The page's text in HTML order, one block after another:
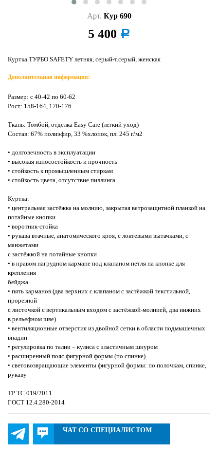
Арт. Кур 690
5 400 a
Куртка ТУРБО SAFETY летняя, серый-т.серый, женская
Дополнительная информация:
Размер: с 40-42 по 60-62
Рост: 158-164, 170-176
Ткань: Томбой, отделка Easy Care (легкий уход)
Состав: 67% полиэфир, 33 %хлопок, пл. 245 г/м2
• долговечность в эксплуатации
• высокая износостойкость и прочность
• стойкость к промышленным стиркам
• стойкость цвета, отсутствие пиллинга
Куртка:
• центральная застёжка на молнию, закрытая ветрозащитной планкой на
потайные кнопки
• воротник-стойка
• рукава втачные, анатомического кроя, с локтевыми вытачками, с
манжетами
c застёжкой на потайные кнопки
• в правом нагрудном кармане под клапаном петля на кнопке для
крепления
бейджа
• пять карманов (два верхних с клапаном с застёжкой текстильной,
прорезной
с листочкой с вертикальным входом с застёжкой-молнией, два нижних
в рельефном шве)
• вентиляционные отверстия из двойной сетки в области подмышечных
впадин
• регулировка по талии – кулиса с эластичным шнуром
• расширенный пояс фигурной формы (по спинке)
• световозвращающие элементы фигурной формы: по полочкам, спинке,
рукаву
ТР ТС 019/2011
ГОСТ 12.4.280-2014
ЧАТ СО СПЕЦИАЛИСТОМ